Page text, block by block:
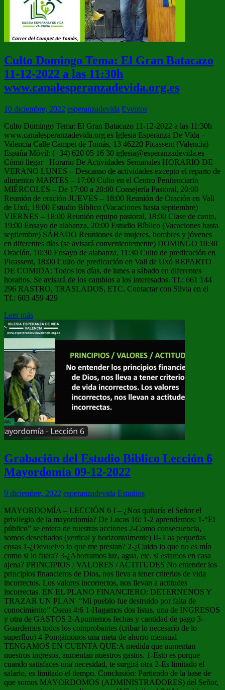
Culto Domingo Tema: El Gran Batacazo
11-12-2022 a las 11:30h
www.canalesperanzadevida.org.es
10 diciembre, 2022 esperanzadevida Eventos
Culto Domingo Tema: El Gran Batacazo 11-12-2022 a las 11:30h
www.canalesperanzadevida.org.es Iglesia Esperanza De Vida –
Valencia Calle Campet de Tomás, 13 46220 Picassent (Valencia) –
España Móvil: (+34) 620 05 16 30 iglesia@esperanzadevida.es
Cómo llegar Horario De Actividades Semanales HORARIO DE
VERANO LUNES – Descanso de actividades excepto el reparto de
alimentos MARTES – 17:00 Culto en el Centro Penitenciario
MIÉRCOLES – De 17:00 a 20:00 Consejería Pastoral, 20:00
Reunión de oración JUEVES – 18:00 Reunión de Oración en Vall
de Uxó, 19:00 Estudio Bíblico (Vacaciones hasta septiembre)
VIERNES – 18:00 Reunión equipo pastoral, 18:00 Clase de canto,
19:00 Ensayo de alabanza, 20:00 Estudio Bíblico (Vacaciones hasta
septiembre) SÁBADO Reuniones de mujeres, hombres y jóvenes
en diferentes días (se avisará convenientemente) DOMINGO 10:30
Oración, 10:30 Ensayo de alabanza, 11:30 Culto de predicación en
Picassent, 18:00 Culto de predicación en Vall de Uxó REPARTO
DE COMIDA: Todos los días, de lunes a sábado en diferentes
horarios. Se avisará de los cambios a los interesados. Tf.: 661 144
296 RASTRO, TRASLADOS, ETC. Contactar con Silvia en el
Tf.: 603 459 429
Leer más
Grabación del Estudio Bíblico Lección 6
Mayordomía 09-12-2022
9 diciembre, 2022 esperanzadevida Estudios
MAYORDOMÍA – LECCIÓN 6 I – ¿Nos quitaría el Señor el
privilegio de la mayordomía? De Lucas 16: 1-2 aprendemos: 1-“El
público” se entera de nuestras acciones 2-Como consecuencia,
somos desechados (vertical y horizontalmente) II- Las pequeñas
cosas 1-¿Devuelvo lo que me prestan? 2-¿Cuido lo que no es mío
como si lo fuera? 3-¿Ahorramos luz, agua, etc. si estamos en casa
ajena? PRINCIPIOS / VALORES / ACTITUDES No entender los
principios financieros de Dios, nos lleva a tener criterios de vida
incorrectos. Los valores incorrectos, nos llevan a actitudes
incorrectas. EN EL PLANO FINANCIERO: DETERNENOS Y
TRAZAR UN PLAN “Mi pueblo fue destruido por falta de
conocimiento” Oseas 4:6 1-Hagamos dos listas, una de INGRESOS
y otra de GASTOS 2-Apuntemos fechas y cantidad de pago 3-
Guardemos todos los comprobantes (cribar lo necesario de lo
superfluo) 4-Pongámonos una meta de ahorro mensual
TENGAMOS EN CUENTA QUE:A medida que aumentan
nuestros ingresos, aumentan nuestros gastos. 1-Esto es porque
cuando satisfaces una necesidad, te surgirá otra 2-Es limitado el
salario, es limitado el tiempo. Conclusión: Partiendo de la base de
que somos MAYORDOMOS (ADMINISTRADORES) del Señor,